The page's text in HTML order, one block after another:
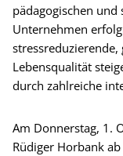
pädagogischen
Unternehmen
Lebensqualität
durch zahlreiche
Am Donnerstag, 1.
Rüdiger Horbank